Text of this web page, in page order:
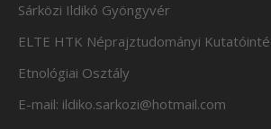
Sárközi Ildikó Gyöngyvér
ELTE HTK Néprajztudományi
Etnológiai Osztály
E-mail: ildiko.sarkozi@hotmail.com